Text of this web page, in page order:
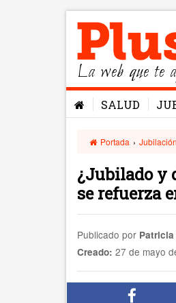
La web que te
SALUD
Portada › Jubilación
¿Jubilado y
se refuerza
Publicado por Patricia
Creado: 27 de mayo